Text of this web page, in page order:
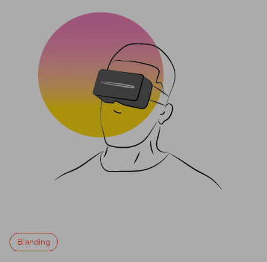
Branding